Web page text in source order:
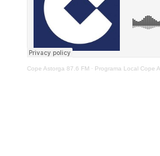
Cope Astorga 87.6 FM· Programa Local Cope